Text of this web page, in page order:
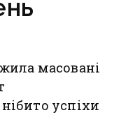
масовані
успіхи